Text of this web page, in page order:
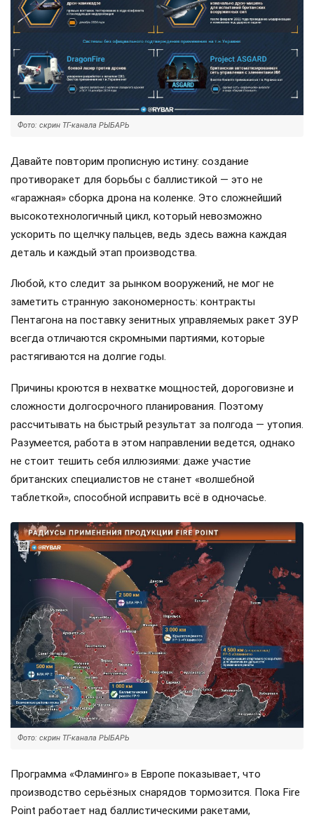
Фото: скрин ТГ-канала РЫБАРЬ
Давайте повторим прописную истину: создание
противоракет для борьбы с баллистикой — это не
«гаражная» сборка дрона на коленке. Это сложнейший
высокотехнологичный цикл, который невозможно
ускорить по щелчку пальцев, ведь здесь важна каждая
деталь и каждый этап производства.
Любой, кто следит за рынком вооружений, не мог не
заметить странную закономерность: контракты
Пентагона на поставку зенитных управляемых ракет ЗУР
всегда отличаются скромными партиями, которые
растягиваются на долгие годы.
Причины кроются в нехватке мощностей, дороговизне и
сложности долгосрочного планирования. Поэтому
рассчитывать на быстрый результат за полгода — утопия.
Разумеется, работа в этом направлении ведется, однако
не стоит тешить себя иллюзиями: даже участие
британских специалистов не станет «волшебной
таблеткой», способной исправить всё в одночасье.
Фото: скрин ТГ-канала РЫБАРЬ
Программа «Фламинго» в Европе показывает, что
производство серьёзных снарядов тормозится. Пока Fire
Point работает над баллистическими ракетами,